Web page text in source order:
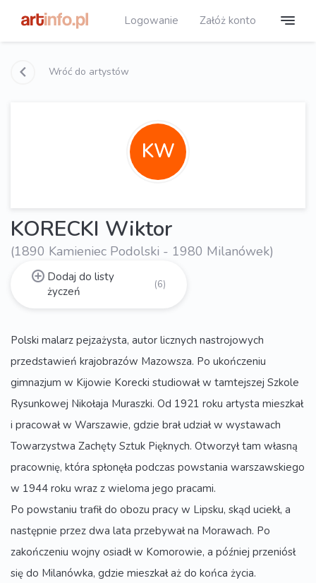
Logowanie Załóż konto
Wróć do artystów
KW
KORECKI Wiktor
(1890 Kamieniec Podolski - 1980 Milanówek)
Dodaj do listy
życzeń
(6)
Polski malarz pejzażysta, autor licznych nastrojowych
przedstawień krajobrazów Mazowsza. Po ukończeniu
gimnazjum w Kijowie Korecki studiował w tamtejszej Szkole
Rysunkowej Nikołaja Muraszki. Od 1921 roku artysta mieszkał
i pracował w Warszawie, gdzie brał udział w wystawach
Towarzystwa Zachęty Sztuk Pięknych. Otworzył tam własną
pracownię, która spłonęła podczas powstania warszawskiego
w 1944 roku wraz z wieloma jego pracami.
Po powstaniu trafił do obozu pracy w Lipsku, skąd uciekł, a
następnie przez dwa lata przebywał na Morawach. Po
zakończeniu wojny osiadł w Komorowie, a później przeniósł
się do Milanówka, gdzie mieszkał aż do końca życia.